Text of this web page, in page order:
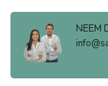
NEEM